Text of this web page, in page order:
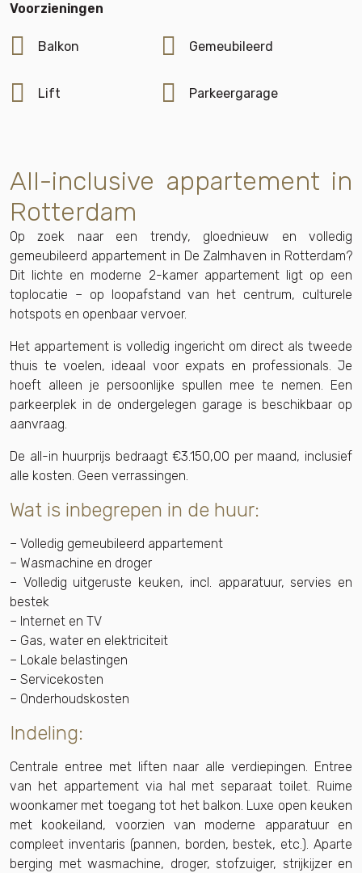
Voorzieningen
Balkon Gemeubileerd
Lift Parkeergarage
All-inclusive appartement in
Rotterdam
Op zoek naar een trendy, gloednieuw en volledig
gemeubileerd appartement in De Zalmhaven in Rotterdam?
Dit lichte en moderne 2-kamer appartement ligt op een
toplocatie – op loopafstand van het centrum, culturele
hotspots en openbaar vervoer.
Het appartement is volledig ingericht om direct als tweede
thuis te voelen, ideaal voor expats en professionals. Je
hoeft alleen je persoonlijke spullen mee te nemen. Een
parkeerplek in de ondergelegen garage is beschikbaar op
aanvraag.
De all-in huurprijs bedraagt €3.150,00 per maand, inclusief
alle kosten. Geen verrassingen.
Wat is inbegrepen in de huur:
– Volledig gemeubileerd appartement
– Wasmachine en droger
– Volledig uitgeruste keuken, incl. apparatuur, servies en
bestek
– Internet en TV
– Gas, water en elektriciteit
– Lokale belastingen
– Servicekosten
– Onderhoudskosten
Indeling:
Centrale entree met liften naar alle verdiepingen. Entree
van het appartement via hal met separaat toilet. Ruime
woonkamer met toegang tot het balkon. Luxe open keuken
met kookeiland, voorzien van moderne apparatuur en
compleet inventaris (pannen, borden, bestek, etc.). Aparte
berging met wasmachine, droger, stofzuiger, strijkijzer en